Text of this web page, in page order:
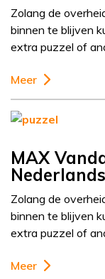
Zolang de
binnen te blijven
extra puzzel of
Meer
MAX
Zolang de
binnen te blijven
extra puzzel of
Meer